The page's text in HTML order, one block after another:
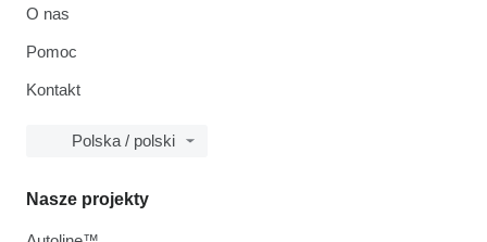
O nas
Pomoc
Kontakt
Polska / polski
Nasze projekty